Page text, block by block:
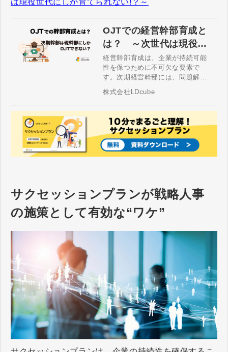
は現役世代にしか育てられない!？～
OJTでの経営幹部育成と
は？ ～次世代は現役世
代にしか育てられない!？
～
経営幹部育成は、企業が持続可能
性を保つために不可欠な要素で
す。次期経営幹部には、問題解決
リスク管理能力が期待されます。
じた学び（OJT）と経営シミュレ
ーションの組み合わせがよく活用
されます。
株式会社LDcube
サクセッションプランが戦略人事
の施策として有効な“ワケ”